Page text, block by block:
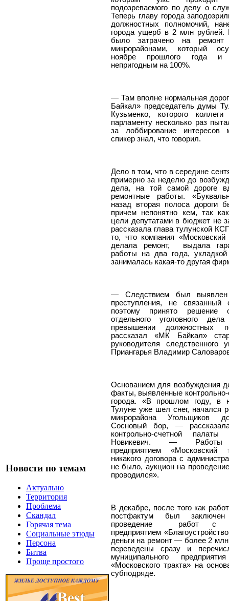
Новости по темам
Актуально
Территория
Проблема
Скандал
Горячая тема
Социальные этюды
Персона
Битва
Проще простого
подозреваемого по делу о
Теперь главу города
должностных полномочий,
города ущерб в 2 млн рублей.
было затрачено на ремонт
микрорайонами, который
ноябре прошлого года и
непригодным на 100%.
— Там вполне нормальная
Байкал» председатель думы
Кузьменко, которого
парламенту несколько раз
за лоббирование интересов
спикер знал, что говорил.
Дело в том, что в середине
примерно за неделю до
дела, на той самой дороге
ремонтные работы.
назад вторая полоса дороги
причем непонятно кем, так
цели депутатами в бюджет не
рассказала глава тулунской
то, что компания «Московский
делала ремонт,
выдала
работы на два года,
занималась какая-то другая
— Следствием был выявлен
преступления, не
поэтому принято решение
отдельного уголовного
превышении должностных
рассказал «МК Байкал»
руководителя следственного
Приангарья Владимир
Основанием для возбуждения
факты, выявленные контрольно-
города. «В прошлом году, в
Тулуне уже шел снег, начался
микрорайона Угольщиков
Сосновый бор, —
контрольно-счетной
Новикевич. — Работы
предприятием «Московский
никакого договора с
не было, аукцион на
проводился».
В декабре, после того как
постфактум был
проведение
работ с
предприятием
деньги на ремонт — более 2
переведены сразу и
муниципального предприятия
«Московского тракта» на
субподряде.